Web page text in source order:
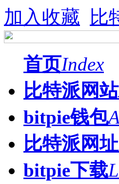
加入收藏 比
首页Index
比特派网站
bitpie钱包
比特派网址
bitpie下载